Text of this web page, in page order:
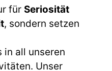
für Seriosität
, sondern setzen
in all unseren
Unser